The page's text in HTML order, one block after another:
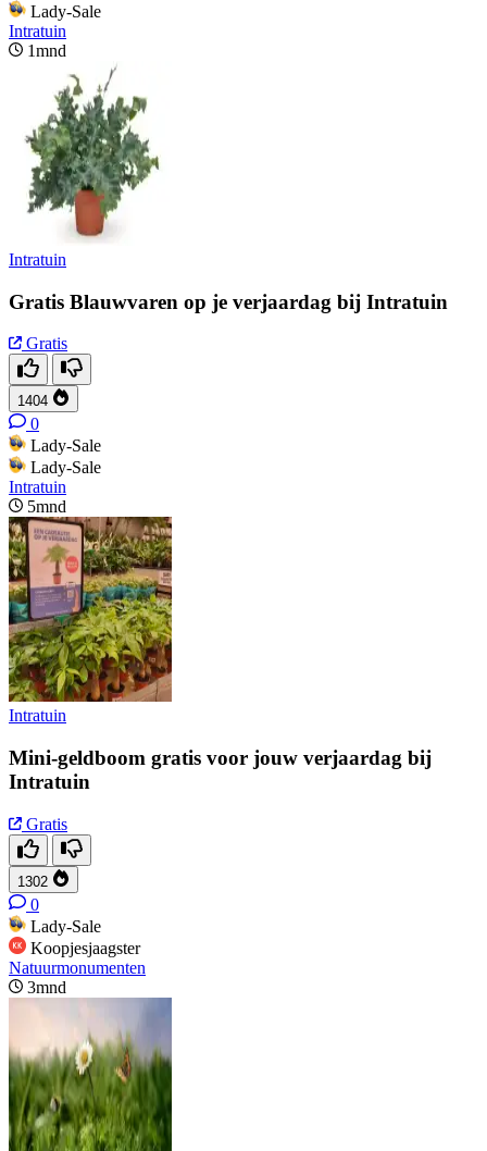
Lady-Sale
Intratuin
1mnd
Intratuin
Gratis Blauwvaren op je verjaardag bij Intratuin
Gratis
1404
0
Lady-Sale
Lady-Sale
Intratuin
5mnd
Intratuin
Mini-geldboom gratis voor jouw verjaardag bij
Intratuin
Gratis
1302
0
Lady-Sale
Koopjesjaagster
Natuurmonumenten
3mnd